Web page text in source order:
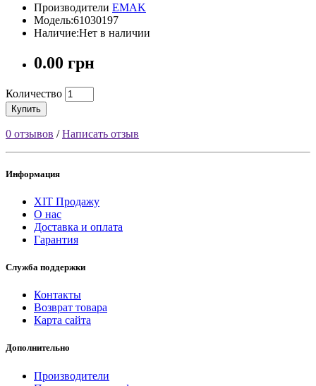
Производители EMAK
Модель:61030197
Наличие:Нет в наличии
0.00 грн
Количество
Купить
0 отзывов /Написать отзыв
Информация
ХІТ Продажу
О нас
Доставка и оплата
Гарантия
Служба поддержки
Контакты
Возврат товара
Карта сайта
Дополнительно
Производители